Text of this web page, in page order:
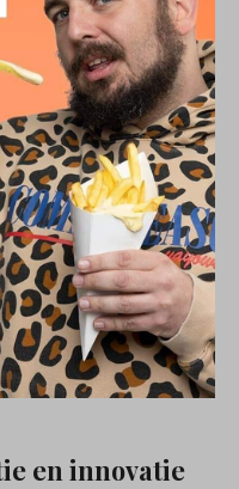
en innovatie